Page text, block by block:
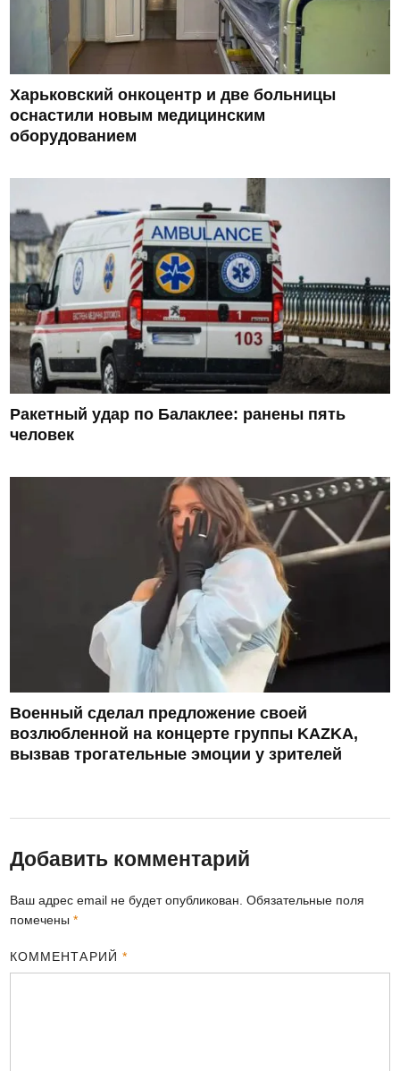
Харьковский онкоцентр и две больницы
оснастили новым медицинским
оборудованием
Ракетный удар по Балаклее: ранены пять
человек
Военный сделал предложение своей
возлюбленной на концерте группы KAZKA,
вызвав трогательные эмоции у зрителей
Добавить комментарий
Ваш адрес email не будет опубликован. Обязательные поля
помечены*
КОММЕНТАРИЙ *